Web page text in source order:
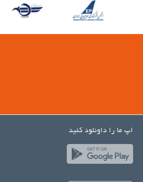
اپ ما را داونلود کنید